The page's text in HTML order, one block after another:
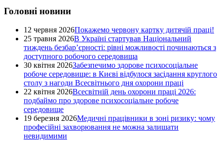
Головні новини
12 червня 2026Покажемо червону картку дитячій праці!
25 травня 2026В Україні стартував Національний
тиждень безбар’єрності: рівні можливості починаються з
доступного робочого середовища
30 квітня 2026Забезпечимо здорове психосоціальне
робоче середовище: в Києві відбулося засідання круглого
столу з нагоди Всесвітнього дня охорони праці
22 квітня 2026Всесвітній день охорони праці 2026:
подбаймо про здорове психосоціальне робоче
середовище
19 березня 2026Медичні працівники в зоні ризику: чому
професійні захворювання не можна залишати
невидимими